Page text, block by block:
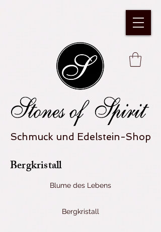
Schmuck und Edelstein-Shop
Bergkristall
Blume des Lebens
Bergkristall